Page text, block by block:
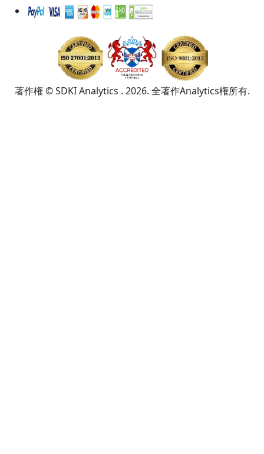
著作権 © SDKI Analytics . 2026. 全著作Analytics権所有.